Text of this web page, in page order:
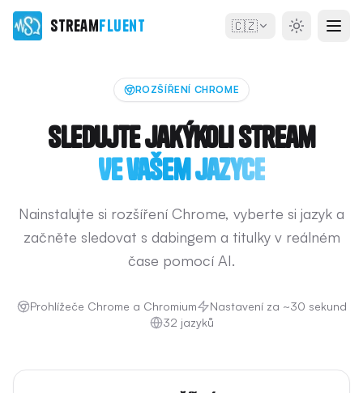
StreamFluent 🇨🇿
ROZŠÍŘENÍ CHROME
Sledujte jakýkoli stream
Ve vašem jazyce
Nainstalujte si rozšíření Chrome, vyberte si jazyk a
začněte sledovat s dabingem a titulky v reálném
čase pomocí AI.
Prohlížeče Chrome a Chromium
Nastavení za ~30 sekund
32 jazyků